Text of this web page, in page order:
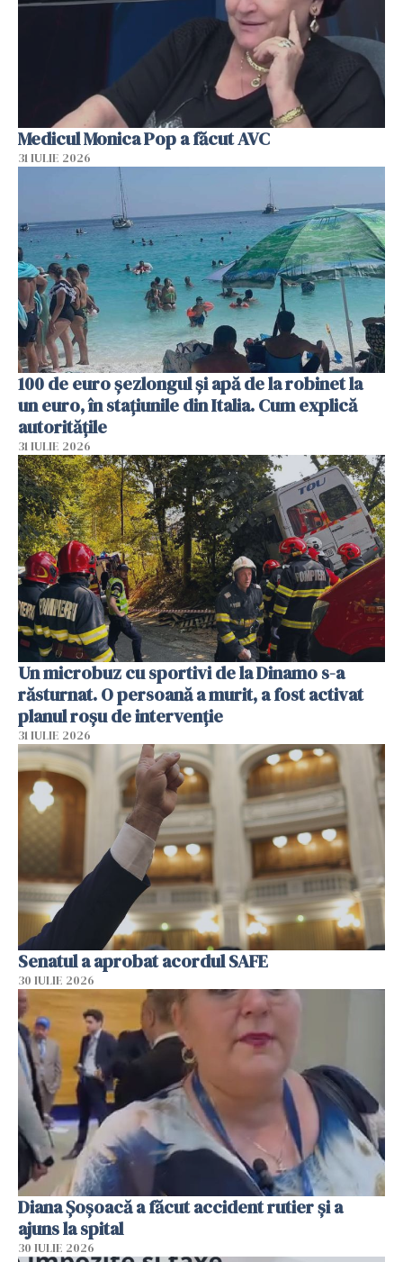
Medicul Monica Pop a făcut AVC
31 IULIE 2026
100 de euro șezlongul și apă de la robinet la
un euro, în stațiunile din Italia. Cum explică
autoritățile
31 IULIE 2026
Un microbuz cu sportivi de la Dinamo s-a
răsturnat. O persoană a murit, a fost activat
planul roșu de intervenție
31 IULIE 2026
Senatul a aprobat acordul SAFE
30 IULIE 2026
Diana Șoșoacă a făcut accident rutier și a
ajuns la spital
30 IULIE 2026